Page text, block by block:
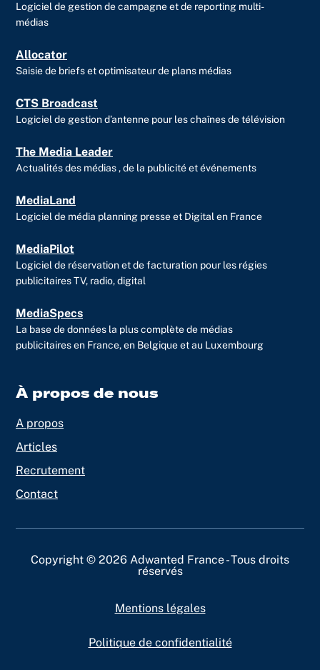
Logiciel de gestion de campagne et de reporting multi-
médias
Allocator
Saisie de briefs et optimisateur de plans médias
CTS Broadcast
Logiciel de gestion d’antenne pour les chaînes de télévision
The Media Leader
Actualités des médias , de la publicité et événements
MediaLand
Logiciel de média planning presse et Digital en France
MediaPilot
Logiciel de réservation et de facturation pour les régies
publicitaires TV, radio, digital
MediaSpecs
La base de données la plus complète de médias
publicitaires en France, en Belgique et au Luxembourg
À propos de nous
A propos
Articles
Recrutement
Contact
Copyright © 2026 Adwanted France - Tous droits
réservés
Mentions légales
Politique de confidentialité